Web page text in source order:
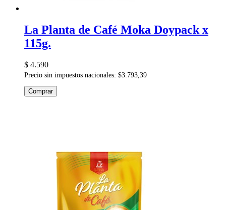
La Planta de Café Moka Doypack x
115g.
$ 4.590
Precio sin impuestos nacionales: $3.793,39
Comprar